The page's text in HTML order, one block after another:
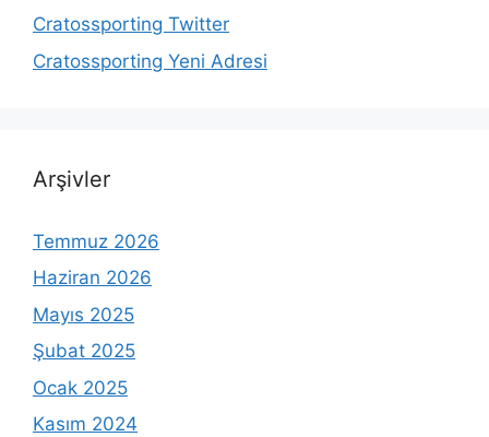
Cratossporting Twitter
Cratossporting Yeni Adresi
Arşivler
Temmuz 2026
Haziran 2026
Mayıs 2025
Şubat 2025
Ocak 2025
Kasım 2024